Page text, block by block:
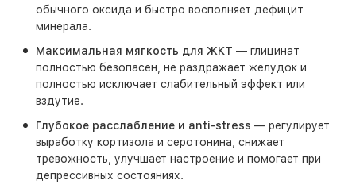
обычного оксида и быстро восполняет дефицит
минерала.
Максимальная мягкость для ЖКТ — глицинат
полностью безопасен, не раздражает желудок и
полностью исключает слабительный эффект или
вздутие.
Глубокое расслабление и anti-stress — регулирует
выработку кортизола и серотонина, снижает
тревожность, улучшает настроение и помогает при
депрессивных состояниях.